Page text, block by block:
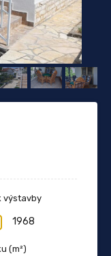
výstavby
1968
(m²)